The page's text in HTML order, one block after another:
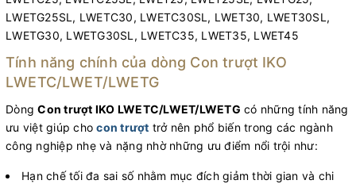
LWETG25SL, LWETC30, LWETC30SL, LWET30, LWET30SL,
LWETG30, LWETG30SL, LWETC35, LWET35, LWET45
Tính năng chính của dòng Con trượt IKO
LWETC/LWET/LWETG
DòngCon trượt IKO LWETC/LWET/LWETG có những tính năng
ưu việt giúp chocon trượt trở nên phổ biến trong các ngành
công nghiệp nhẹ và nặng nhờ những ưu điểm nổi trội như:
Hạn chế tối đa sai số nhằm mục đích giảm thời gian và chi